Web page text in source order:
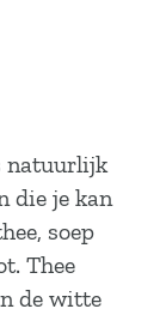
natuurlijk
die je kan
soep
Thee
de witte